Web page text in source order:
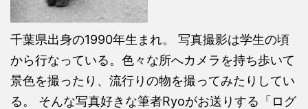
千葉県出身の1990年生まれ。 写真撮影は学生の頃
から行なっている。色々な所へカメラを持ち歩いて
景色を撮ったり、流行りの物を撮ってみたりしてい
る。 そんな写真好きな筆者Ryoがお送りする「ログ